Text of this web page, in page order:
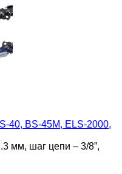
40, BS-45M, ELS-2000,
мм, шаг цепи – 3/8”,